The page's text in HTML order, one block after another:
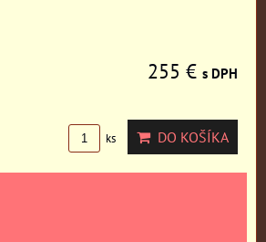
255 € s DPH
ks DO KOŠÍKA